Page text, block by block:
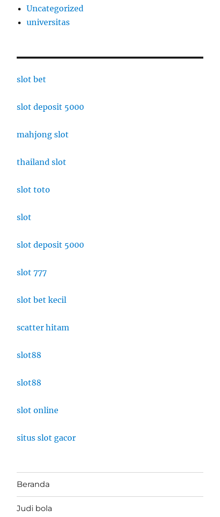
Uncategorized
universitas
slot bet
slot deposit 5000
mahjong slot
thailand slot
slot toto
slot
slot deposit 5000
slot 777
slot bet kecil
scatter hitam
slot88
slot88
slot online
situs slot gacor
Beranda
Judi bola